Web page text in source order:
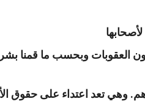
وهي تعد اعتداء على حقوق